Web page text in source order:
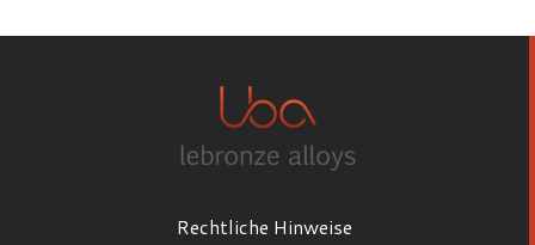
Rechtliche Hinweise